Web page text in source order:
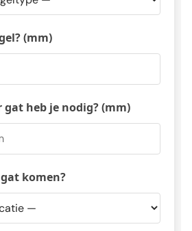
(mm)
gat heb je nodig? (mm)
komen?